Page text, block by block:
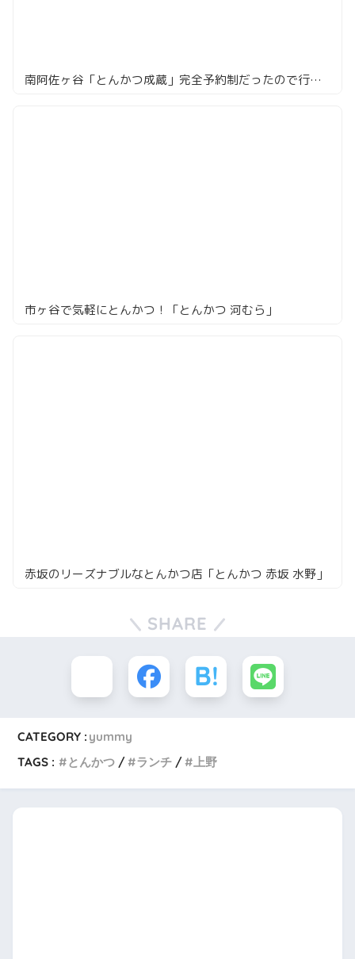
南阿佐ヶ谷「とんかつ成蔵」完全予約制だったので行ってみた
市ヶ谷で気軽にとんかつ！「とんかつ 河むら」
赤坂のリーズナブルなとんかつ店「とんかつ 赤坂 水野」
SHARE
CATEGORY : yummy
TAGS :
とんかつ ランチ 上野